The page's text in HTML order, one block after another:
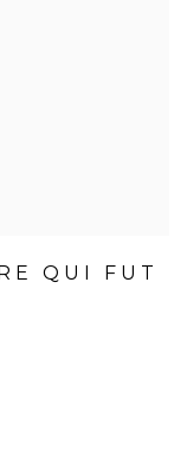
QUI FUT